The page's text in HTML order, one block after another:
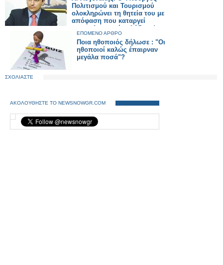
Πολιτισμού και Τουρισμού
ολοκληρώνει τη θητεία του με
απόφαση που καταργεί
επαγγελματικούς κλάδους!
ΕΠΟΜΕΝΟ ΑΡΘΡΟ
Ποια ηθοποιός δήλωσε : "Οι
ηθοποιοί καλώς έπαιρναν
μεγάλα ποσά"?
ΣΧΟΛΙΑΣΤΕ
ΑΚΟΛΟΥΘΗΣΤΕ ΤΟ NEWSNOWGR.COM